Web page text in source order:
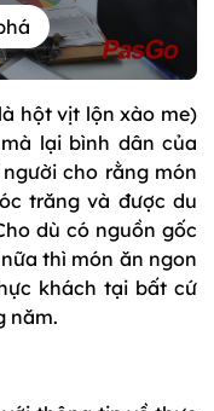
hột vịt lộn xào me)
lại bình dân của
cho rằng món
trăng và được du
dù có nguồn gốc
thì món ăn ngon
khách tại bất cứ
năm.